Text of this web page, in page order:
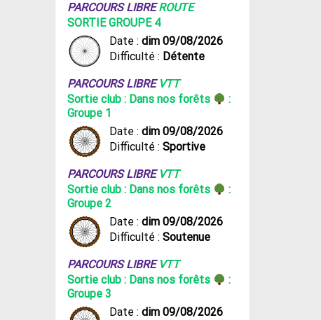
PARCOURS LIBREROUTE
SORTIE GROUPE 4
Date : dim 09/08/2026
Difficulté : Détente
PARCOURS LIBRE VTT
Sortie club : Dans nos forêts
:
Groupe 1
Date : dim 09/08/2026
Difficulté : Sportive
PARCOURS LIBRE VTT
Sortie club : Dans nos forêts
:
Groupe 2
Date : dim 09/08/2026
Difficulté : Soutenue
PARCOURS LIBRE VTT
Sortie club : Dans nos forêts
:
Groupe 3
Date : dim 09/08/2026